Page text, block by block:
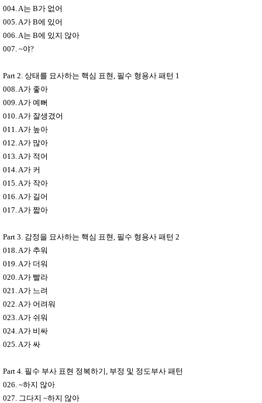
004. A는 B가 없어
005. A가 B에 있어
006. A는 B에 있지 않아
007. ~야?
Part 2. 상태를 묘사하는 핵심 표현 필수 형용사 패턴 1
008. A가 좋아
009. A가 예뻐
010. A가 잘생겼어
011. A가 높아
012. A가 많아
013. A가 적어
014. A가 커
015. A가 작아
016. A가 길어
017. A가 짧아
Part 3. 감정을 묘사하는 핵심 표현 필수 형용사 패턴 2
018. A가 추워
019. A가 더워
020. A가 빨라
021. A가 느려
022. A가 어려워
023. A가 쉬워
024. A가 비싸
025. A가 싸
Part 4. 필수 부사 표현 정복하기 부정 및 정도부사 패턴
026. ~하지 않아
027. 그다지 ~하지 않아